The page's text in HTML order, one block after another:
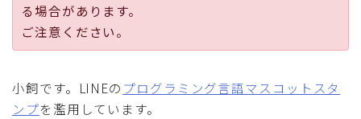
る場合があります。
ご注意ください。
小飼です。LINEの プログラミング言語マスコットスタ
ンプを濫用しています。